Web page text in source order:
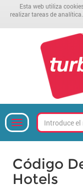
Esta web utiliza
realizar tareas de
Código
Hotels